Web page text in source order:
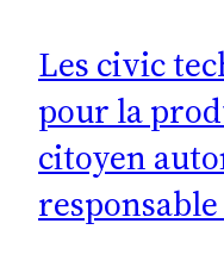
Les civic
pour la
citoyen
responsable